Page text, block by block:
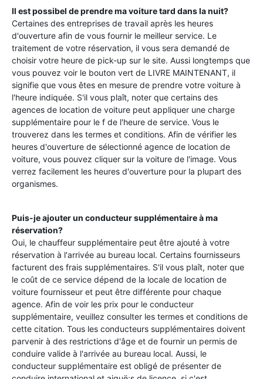
Il est possibel de prendre ma voiture tard dans la nuit?
Certaines des entreprises de travail après les heures
d'ouverture afin de vous fournir le meilleur service. Le
traitement de votre réservation, il vous sera demandé de
choisir votre heure de pick-up sur le site. Aussi longtemps que
vous pouvez voir le bouton vert de LIVRE MAINTENANT, il
signifie que vous êtes en mesure de prendre votre voiture à
l'heure indiquée. S'il vous plaît, noter que certains des
agences de location de voiture peut appliquer une charge
supplémentaire pour le f de l'heure de service. Vous le
trouverez dans les termes et conditions. Afin de vérifier les
heures d'ouverture de sélectionné agence de location de
voiture, vous pouvez cliquer sur la voiture de l'image. Vous
verrez facilement les heures d'ouverture pour la plupart des
organismes.
Puis-je ajouter un conducteur supplémentaire à ma
réservation?
Oui, le chauffeur supplémentaire peut être ajouté à votre
réservation à l'arrivée au bureau local. Certains fournisseurs
facturent des frais supplémentaires. S'il vous plaît, noter que
le coût de ce service dépend de la locale de location de
voiture fournisseur et peut être différente pour chaque
agence. Afin de voir les prix pour le conducteur
supplémentaire, veuillez consulter les termes et conditions de
cette citation. Tous les conducteurs supplémentaires doivent
parvenir à des restrictions d'âge et de fournir un permis de
conduire valide à l'arrivée au bureau local. Aussi, le
conducteur supplémentaire est obligé de présenter de